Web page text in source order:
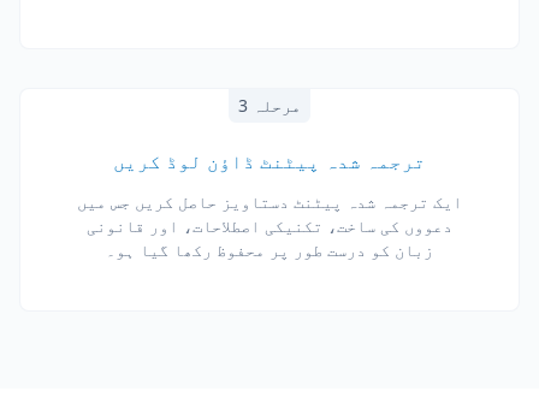
مرحلہ 3
ترجمہ شدہ پیٹنٹ ڈاؤن لوڈ کریں
ایک ترجمہ شدہ پیٹنٹ دستاویز حاصل کریں جس میں
دعووں کی ساخت، تکنیکی اصطلاحات، اور قانونی
زبان کو درست طور پر محفوظ رکھا گیا ہو۔